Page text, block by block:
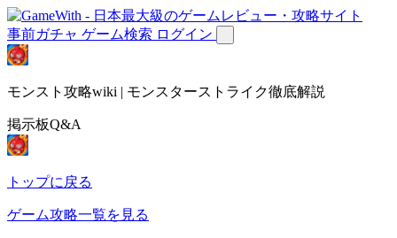
事前ガチャ ゲーム検索 ログイン
モンスト攻略wiki | モンスターストライク徹底解説
掲示板Q&A
トップに戻る
ゲーム攻略一覧を見る